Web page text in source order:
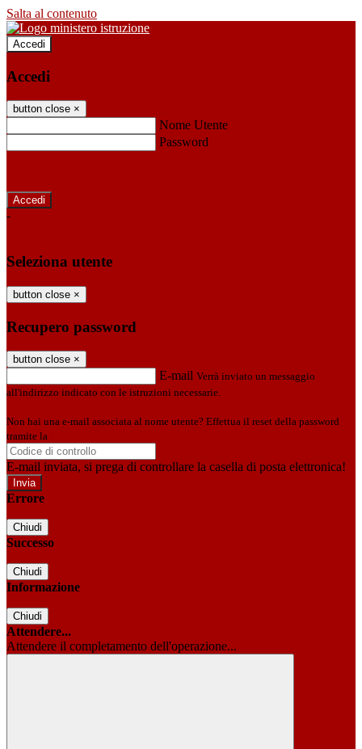
Salta al contenuto
Accedi
Accedi
button close ×
Nome Utente
Password
-
Seleziona utente
button close ×
Recupero password
button close ×
E-mail Verrà inviato un messaggio
all'indirizzo indicato con le istruzioni necessarie.
Non hai una e-mail associata al nome utente? Effettua il reset della password
tramite la
E-mail inviata, si prega di controllare la casella di posta elettronica!
Errore
Chiudi
Successo
Chiudi
Informazione
Chiudi
Attendere...
Attendere il completamento dell'operazione...